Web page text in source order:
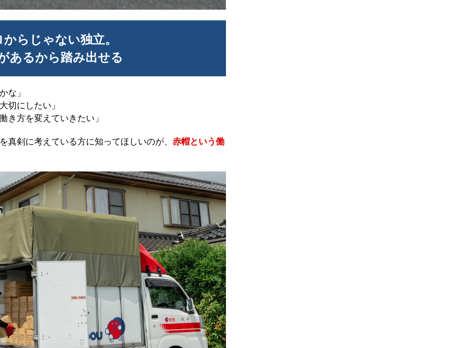
らじゃない独立。
あるから踏み出せる
な」
切にしたい」
き方を変えていきたい」
真剣に考えている方に知ってほしいのが、 赤帽という働